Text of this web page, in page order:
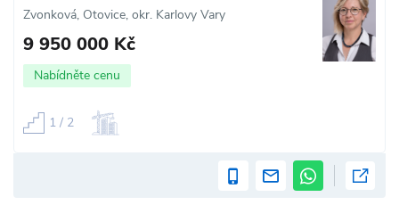
Zvonková, Otovice, okr. Karlovy Vary
9 950 000 Kč
Nabídněte cenu
1 / 2